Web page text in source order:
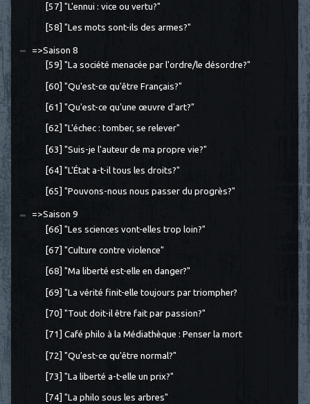
[57] "L'ennui : vice ou vertu?"
[58] "Les mots sont-ils des armes?"
=>Saison 8
[59] "La société menacée par l'ordre/le désordre?"
[60] "Qu'est-ce qu'être Français?"
[61] "Qu'est-ce qu'une œuvre d'art?"
[62] "L'échec : tomber, se relever"
[63] "Suis-je l'auteur de ma propre vie?"
[64] "L'État a-t-il tous les droits?"
[65] "Pouvons-nous nous passer du progrès?"
=>Saison 9
[66] "Les sciences vont-elles trop loin?"
[67] "Culture contre violence"
[68] "Ma liberté est-elle en danger?"
[69] "La vérité finit-elle toujours par triompher?
[70] "Tout doit-il être fait par passion?"
[71] Café philo à la Médiathèque : Penser la mort
[72] "Qu'est-ce qu'être normal?"
[73] "La liberté a-t-elle un prix?"
[74] "La philo sous les arbres"